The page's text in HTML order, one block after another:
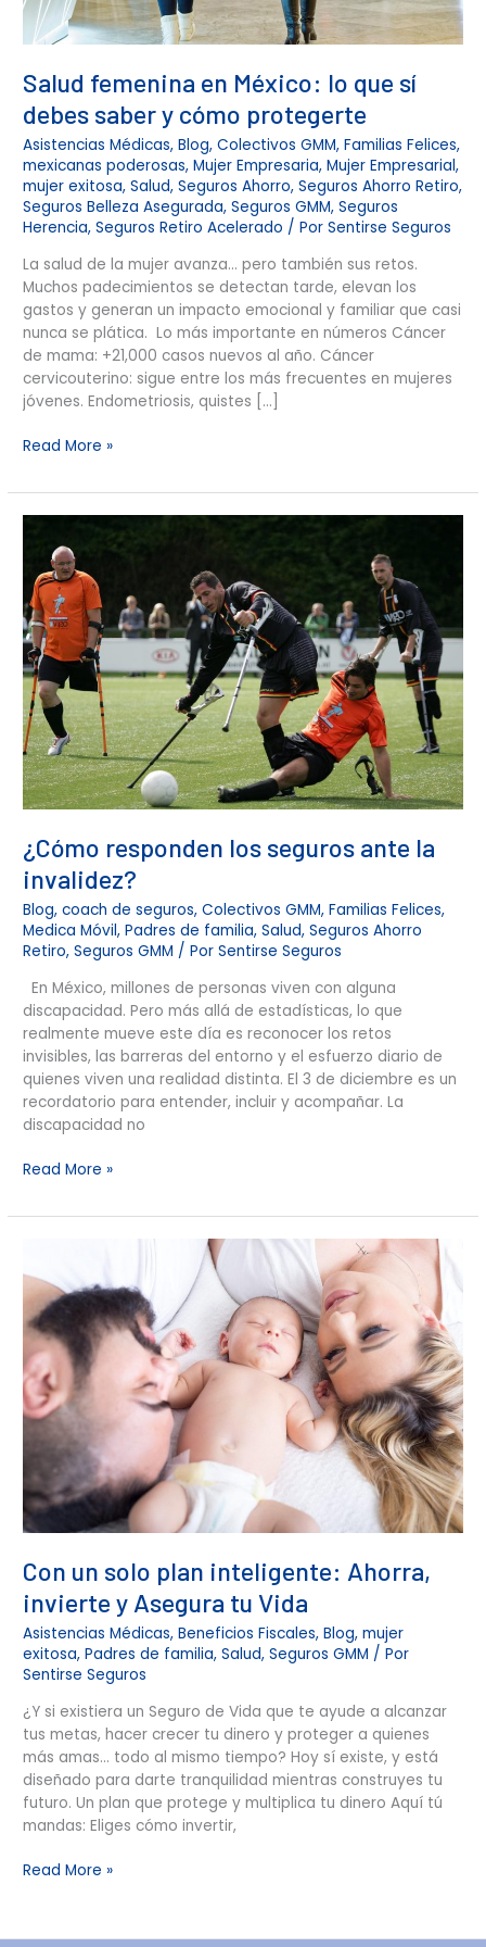
Salud femenina en México: lo que sí
debes saber y cómo protegerte
Asistencias Médicas,Blog,Colectivos GMM,Familias Felices,
mexicanas poderosas,Mujer Empresaria,Mujer Empresarial,
mujer exitosa,Salud,Seguros Ahorro,Seguros Ahorro Retiro,
Seguros Belleza Asegurada,Seguros GMM,Seguros
Herencia,Seguros Retiro Acelerado / PorSentirse Seguros
La salud de la mujer avanza… pero también sus retos.
Muchos padecimientos se detectan tarde, elevan los
gastos y generan un impacto emocional y familiar que casi
nunca se plática. Lo más importante en números Cáncer
de mama: +21,000 casos nuevos al año. Cáncer
cervicouterino: sigue entre los más frecuentes en mujeres
jóvenes. Endometriosis, quistes […]
protegerte
Read More »
¿Cómo responden los seguros ante la
invalidez?
Blog,coach de seguros,Colectivos GMM,Familias Felices,
Medica Móvil,Padres de familia,Salud,Seguros Ahorro
Retiro,Seguros GMM / PorSentirse Seguros
En México, millones de personas viven con alguna
discapacidad. Pero más allá de estadísticas, lo que
realmente mueve este día es reconocer los retos
invisibles, las barreras del entorno y el esfuerzo diario de
quienes viven una realidad distinta. El 3 de diciembre es un
recordatorio para entender, incluir y acompañar. La
discapacidad no
responden
los
seguros
ante
la
invalidez?
Read More »
Con un solo plan inteligente: Ahorra,
invierte y Asegura tu Vida
Asistencias Médicas,Beneficios Fiscales,Blog,mujer
exitosa,Padres de familia,Salud,Seguros GMM / Por
Sentirse Seguros
¿Y si existiera un Seguro de Vida que te ayude a alcanzar
tus metas, hacer crecer tu dinero y proteger a quienes
más amas… todo al mismo tiempo? Hoy sí existe, y está
diseñado para darte tranquilidad mientras construyes tu
futuro. Un plan que protege y multiplica tu dinero Aquí tú
mandas: Eliges cómo invertir,
un
solo
plan
inteligente:
Ahorra,
invierte
y
Asegura
tu
Vida
Read More »